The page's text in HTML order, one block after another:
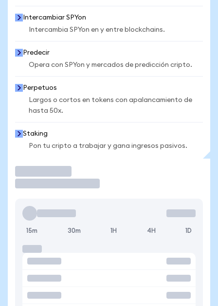
Intercambiar SPYon
Intercambia SPYon en y entre blockchains.
Predecir
Opera con SPYon y mercados de predicción cripto.
Perpetuos
Largos o cortos en tokens con apalancamiento de
hasta 50x.
Staking
Pon tu cripto a trabajar y gana ingresos pasivos.
15m 30m 1H 4H 1D